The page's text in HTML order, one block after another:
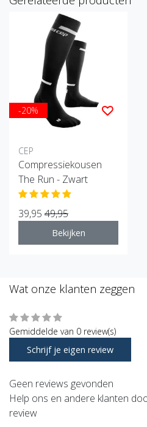
-20%
CEP
Compressiekousen
The Run - Zwart
39,95 49,95
Bekijken
Wat onze klanten zeggen
Gemiddelde van 0 review(s)
Schrijf je eigen review
Geen reviews gevonden
Help ons en andere klanten
review